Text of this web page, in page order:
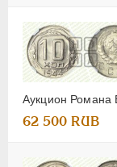
Аукцион Романа
62 500 RUB